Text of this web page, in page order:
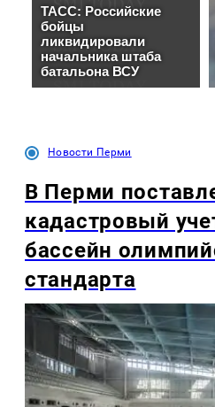
Новости Перми
В Перми
кадастровый
бассейн
стандарта